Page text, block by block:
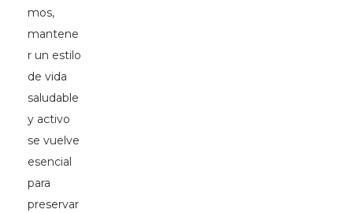
mos,
mantene
r un estilo
de vida
saludable
y activo
se vuelve
esencial
para
preservar